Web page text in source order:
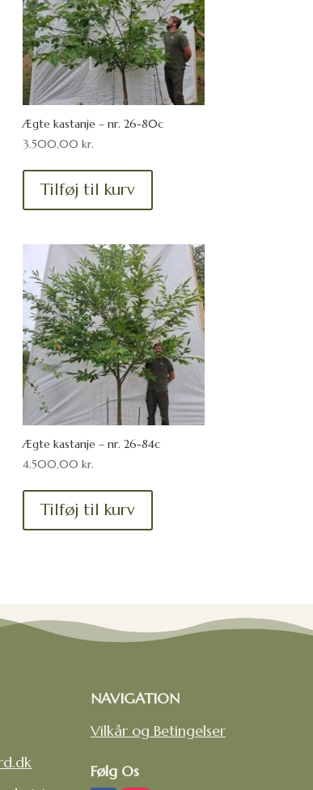
Ægte kastanje – nr. 26-80c
3.500,00kr.
Tilføj til kurv
Ægte kastanje – nr. 26-84c
4.500,00kr.
Tilføj til kurv
NAVIGATION
Vilkår og Betingelser
Følg Os